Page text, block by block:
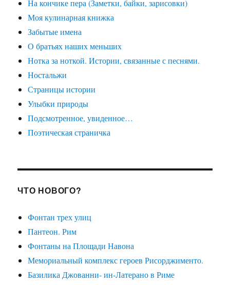
На кончике пера (Заметки, байки, зарисовки)
Моя кулинарная книжка
Забытые имена
О братьях наших меньших
Нотка за ноткой. Истории, связанные с песнями.
Ностальжи
Страницы истории
Улыбки природы
Подсмотренное, увиденное…
Поэтическая страничка
ЧТО НОВОГО?
Фонтан трех улиц
Пантеон. Рим
Фонтаны на Площади Навона
Мемориальный комплекс героев Рисорджименто.
Базилика Джованни- ин-Латерано в Риме